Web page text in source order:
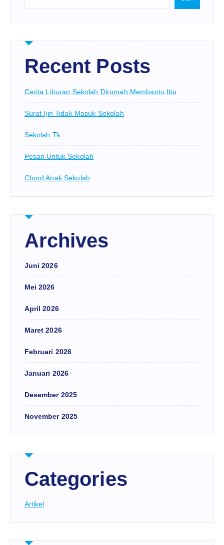
Recent Posts
Cerita Liburan Sekolah Dirumah Membantu Ibu
Surat Ijin Tidak Masuk Sekolah
Sekolah Tk
Pesan Untuk Sekolah
Chord Anak Sekolah
Archives
Juni 2026
Mei 2026
April 2026
Maret 2026
Februari 2026
Januari 2026
Desember 2025
November 2025
Categories
Artikel